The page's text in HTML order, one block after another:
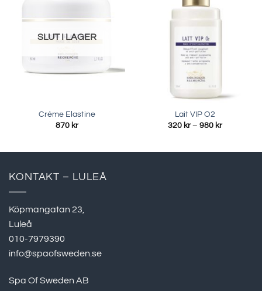
SLUT I LAGER
Créme Elastine
870 kr
Lait VIP O2
320 kr – 980 kr
KONTAKT – LULEÅ
Köpmangatan 23,
Luleå
010-7979390
info@spaofsweden.se
Spa Of Sweden AB